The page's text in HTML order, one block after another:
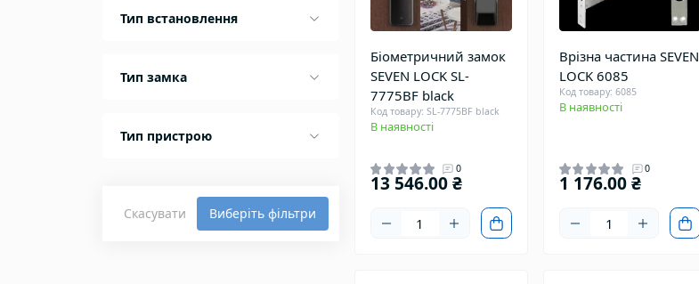
Тип встановлення
Тип замка
Тип пристрою
Скасувати Виберіть фільтри
Біометричний замок
SEVEN LOCK SL-
7775BF black
Код товару: SL-7775BF black
В наявності
0
13 546.00 ₴
Врізна частина SEVEN
LOCK 6085
Код товару: 6085
В наявності
0
1 176.00 ₴